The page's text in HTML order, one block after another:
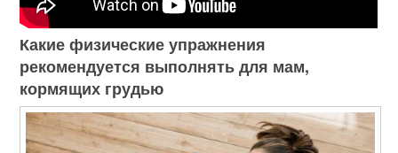
Какие физические упражнения
рекомендуется выполнять для мам,
кормящих грудью